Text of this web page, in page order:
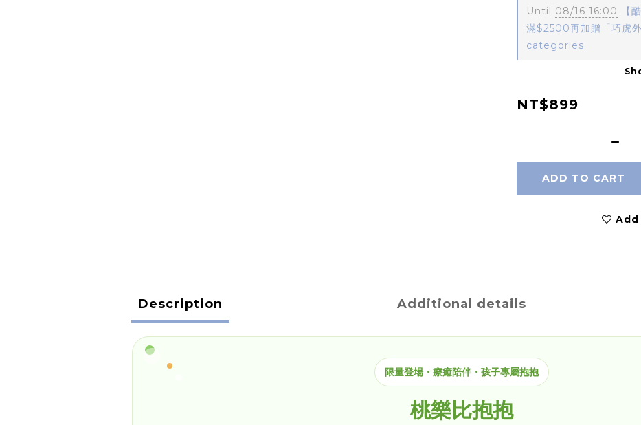
Until 08/16 16:00 【
滿$2500再加贈「巧虎
categories
NT$899
ADD TO CART
Description Additional details
限量登場・療癒陪伴・孩子專屬抱抱
桃樂比抱抱